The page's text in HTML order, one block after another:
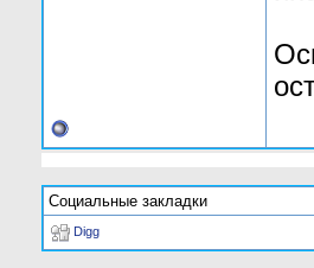
Существует
Социальные закладки
Digg